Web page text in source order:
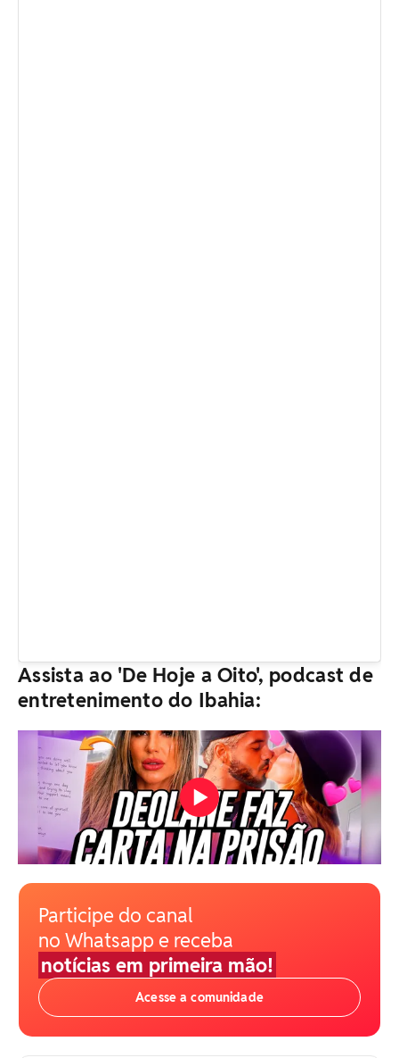
Assista ao 'De Hoje a Oito', podcast de
entretenimento do Ibahia:
Participe do canal
no Whatsapp e receba
notícias em primeira mão!
Acesse a comunidade